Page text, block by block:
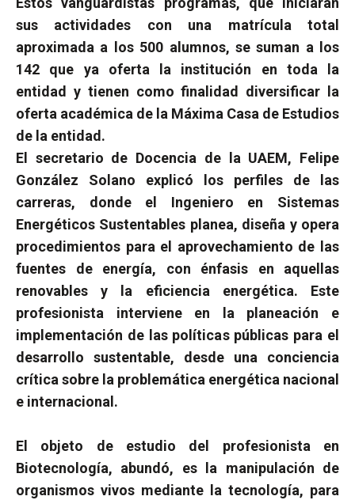
sus actividades con una matrícula total
aproximada a los 500 alumnos, se suman a los
142 que ya oferta la institución en toda la
entidad y tienen como finalidad diversificar la
oferta académica de la Máxima Casa de Estudios
de la entidad.
El secretario de Docencia de la UAEM, Felipe
González Solano explicó los perfiles de las
carreras, donde el Ingeniero en Sistemas
Energéticos Sustentables planea, diseña y opera
procedimientos para el aprovechamiento de las
fuentes de energía, con énfasis en aquellas
renovables y la eficiencia energética. Este
profesionista interviene en la planeación e
implementación de las políticas públicas para el
desarrollo sustentable, desde una conciencia
crítica sobre la problemática energética nacional
e internacional.
El objeto de estudio del profesionista en
Biotecnología, abundó, es la manipulación de
organismos vivos mediante la tecnología, para